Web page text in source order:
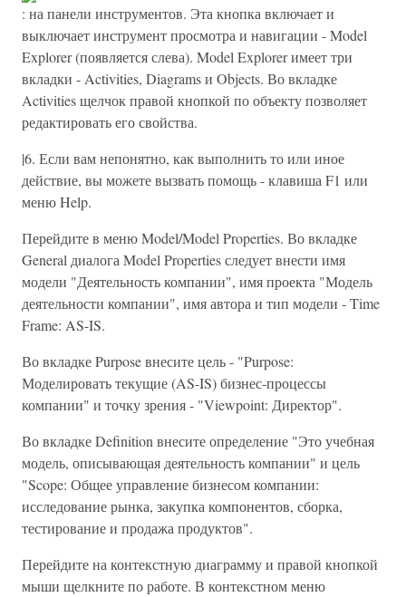
: на панели инструментов. Эта кнопка включает и
выключает инструмент просмотра и навигации - Model
Explorer (появляется слева). Model Explorer имеет три
вкладки - Activities, Diagrams и Objects. Во вкладке
Activities щелчок правой кнопкой по объекту позволяет
редактировать его свойства.
|6. Если вам непонятно, как выполнить то или иное
действие, вы можете вызвать помощь - клавиша F1 или
меню Help.
Перейдите в меню Model/Model Properties. Во вкладке
General диалога Model Properties следует внести имя
модели "Деятельность компании", имя проекта "Модель
деятельности компании", имя автора и тип модели - Time
Frame: AS-IS.
Во вкладке Purpose внесите цель - "Purpose:
Моделировать текущие (AS-IS) бизнес-процессы
компании" и точку зрения - "Viewpoint: Директор".
Во вкладке Definition внесите определение "Это учебная
модель, описывающая деятельность компании" и цель
"Scope: Общее управление бизнесом компании:
исследование рынка, закупка компонентов, сборка,
тестирование и продажа продуктов".
Перейдите на контекстную диаграмму и правой кнопкой
мыши щелкните по работе. В контекстном меню